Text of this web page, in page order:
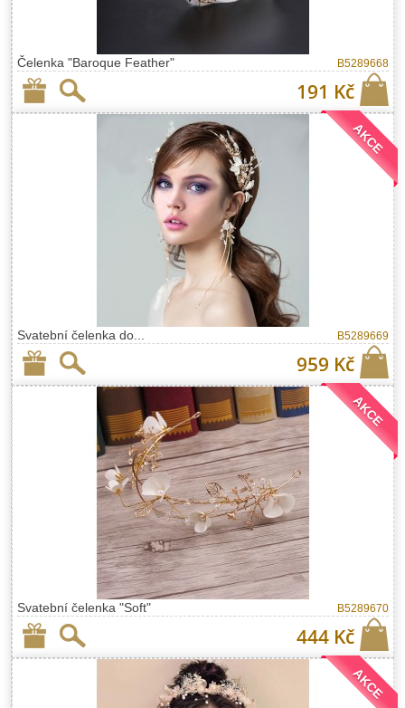
Čelenka "Baroque Feather" B5289668
191 Kč
Svatební čelenka do... B5289669
959 Kč
AKCE
Svatební čelenka "Soft" B5289670
444 Kč
AKCE
AKCE